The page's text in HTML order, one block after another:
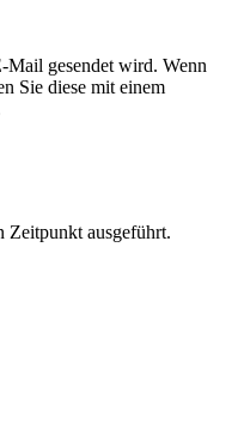
Mail gesendet wird. Wenn
Sie diese mit einem
ausgeführt.